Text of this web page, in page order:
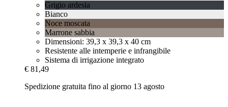
Grigio ardesia
Bianco
Noce moscata
Marrone sabbia
Dimensioni: 39,3 x 39,3 x 40 cm
Resistente alle intemperie e infrangibile
Sistema di irrigazione integrato
€ 81,49
Spedizione gratuita fino al giorno 13 agosto